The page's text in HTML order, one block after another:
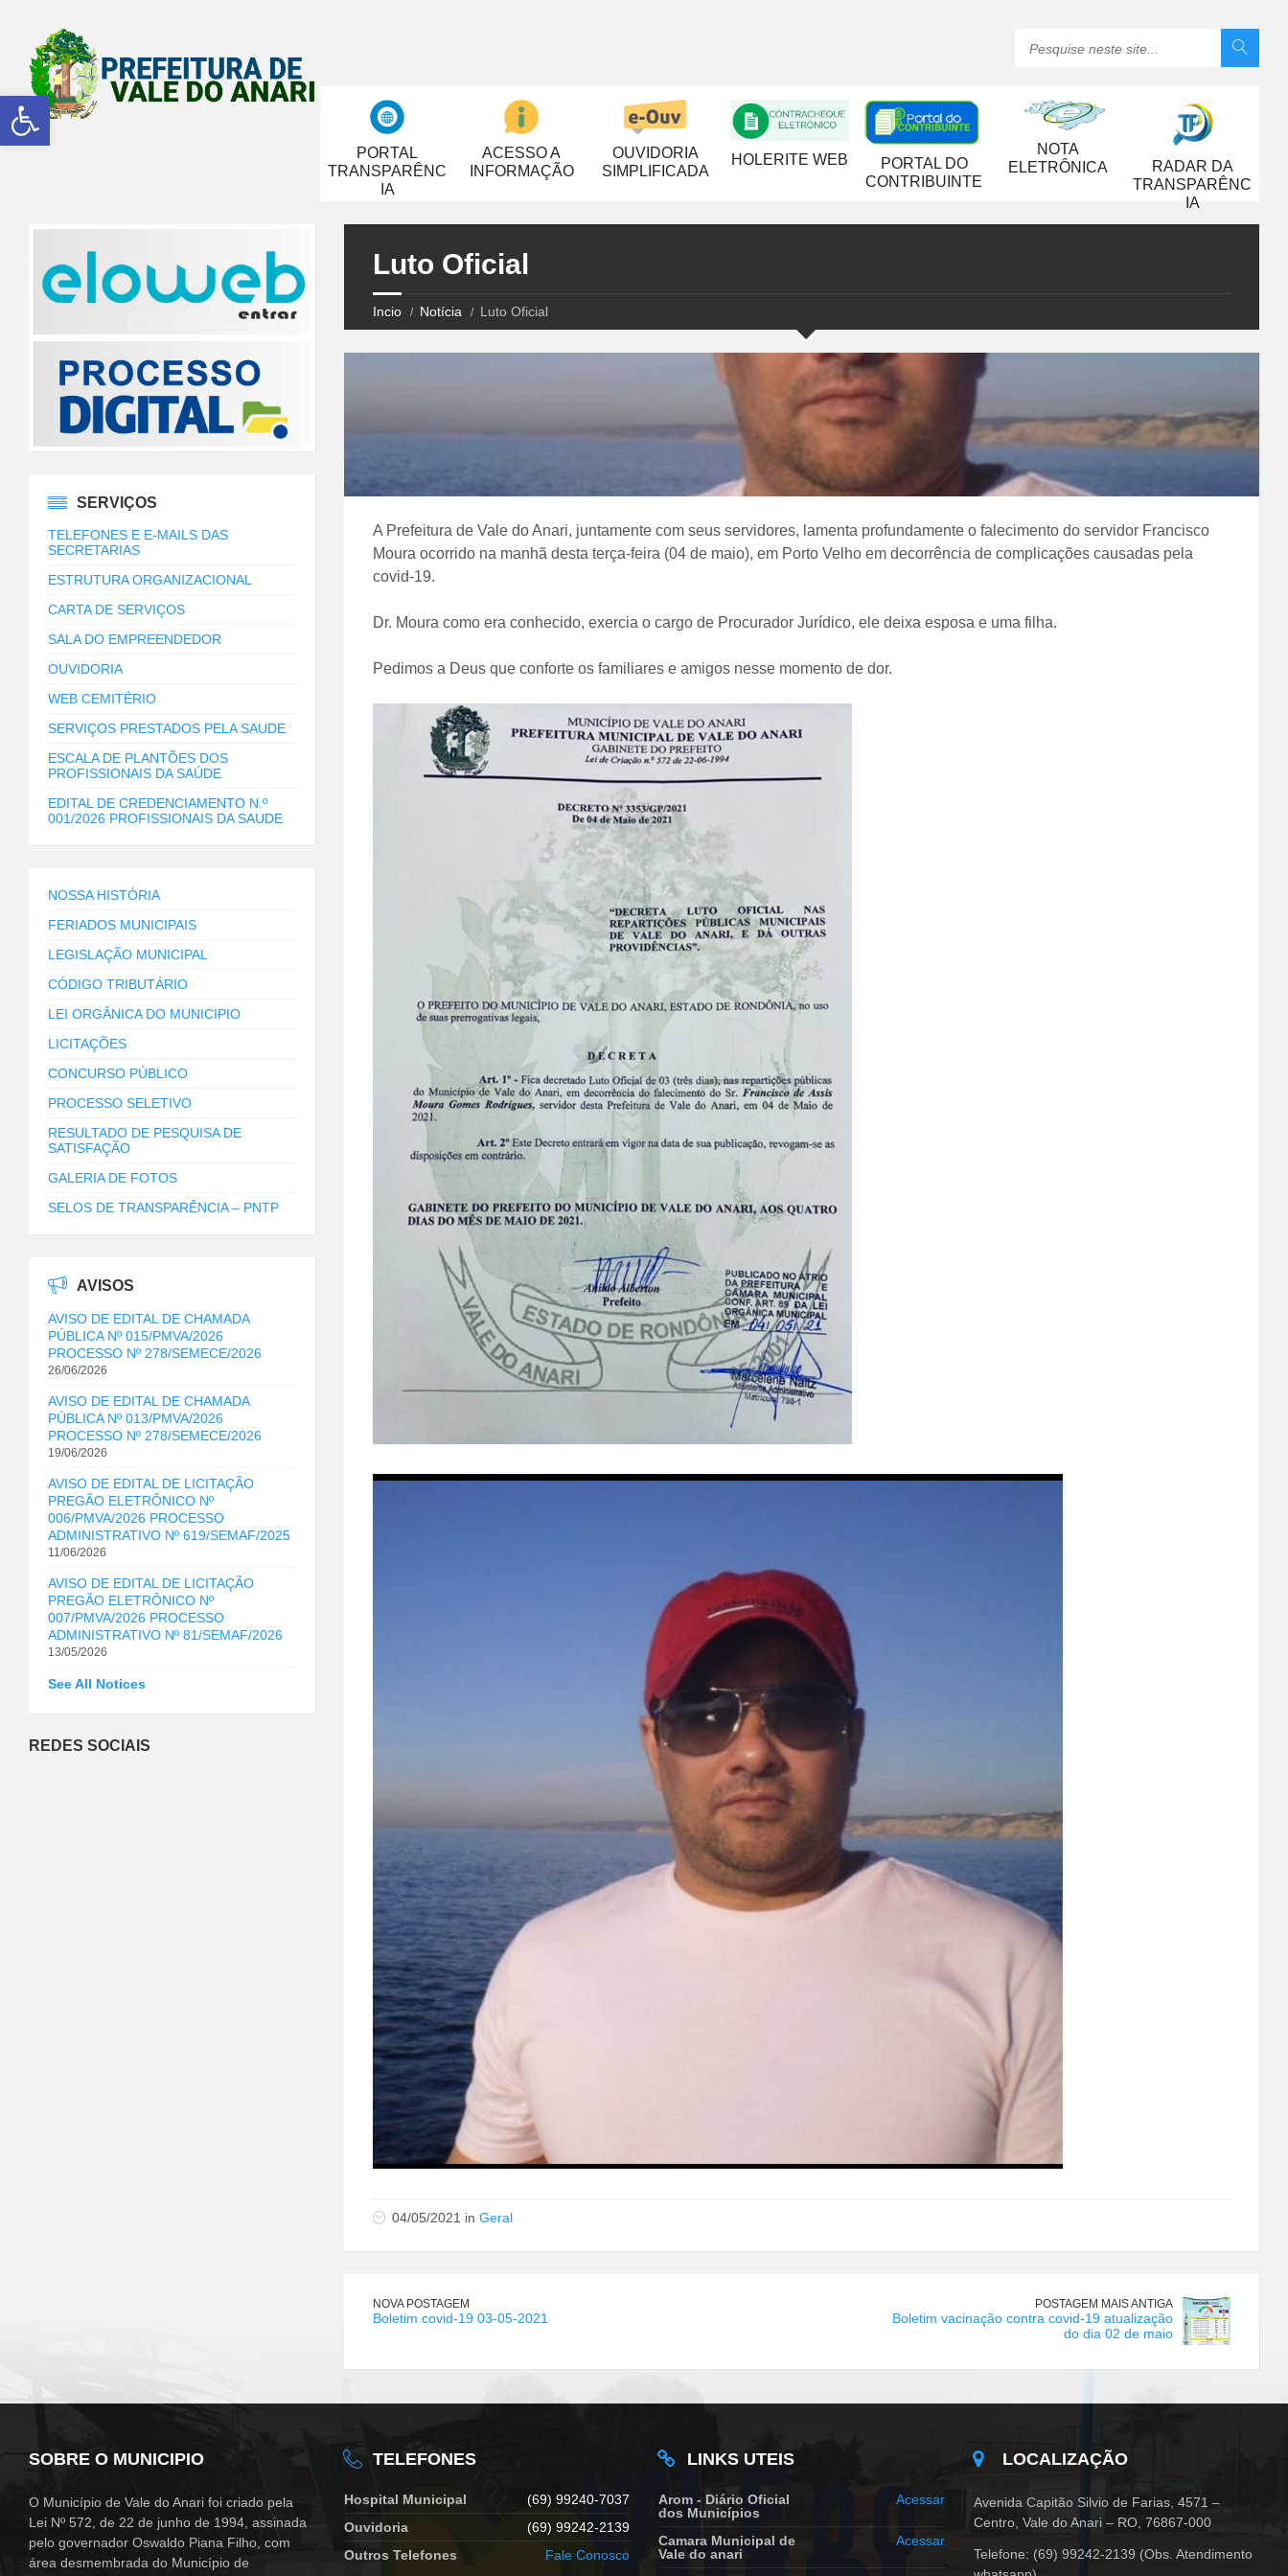
Abrir a barra de ferramentas
PORTAL
TRANSPARÊNC
IA
ACESSO A
INFORMAÇÃO
OUVIDORIA
SIMPLIFICADA
HOLERITE WEB
PORTAL DO
CONTRIBUINTE
NOTA
ELETRÔNICA
RADAR DA
TRANSPARÊNC
IA
Luto Oficial
Incio Notícia Luto Oficial
A Prefeitura de Vale do Anari, juntamente com seus servidores, lamenta profundamente o falecimento do servidor Francisco
Moura ocorrido na manhã desta terça-feira (04 de maio), em Porto Velho em decorrência de complicações causadas pela
covid-19.
Dr. Moura como era conhecido, exercia o cargo de Procurador Jurídico, ele deixa esposa e uma filha.
Pedimos a Deus que conforte os familiares e amigos nesse momento de dor.
04/05/2021 in Geral
NOVA POSTAGEM
Boletim covid-19 03-05-2021
POSTAGEM MAIS ANTIGA
Boletim vacinação contra covid-19 atualização
do dia 02 de maio
SERVIÇOS
TELEFONES E E-MAILS DAS
SECRETARIAS
ESTRUTURA ORGANIZACIONAL
CARTA DE SERVIÇOS
SALA DO EMPREENDEDOR
OUVIDORIA
WEB CEMITÉRIO
SERVIÇOS PRESTADOS PELA SAUDE
ESCALA DE PLANTÕES DOS
PROFISSIONAIS DA SAÚDE
EDITAL DE CREDENCIAMENTO N.º
001/2026 PROFISSIONAIS DA SAUDE
NOSSA HISTÓRIA
FERIADOS MUNICIPAIS
LEGISLAÇÃO MUNICIPAL
CÓDIGO TRIBUTÁRIO
LEI ORGÂNICA DO MUNICIPIO
LICITAÇÕES
CONCURSO PÚBLICO
PROCESSO SELETIVO
RESULTADO DE PESQUISA DE
SATISFAÇÃO
GALERIA DE FOTOS
SELOS DE TRANSPARÊNCIA – PNTP
AVISOS
AVISO DE EDITAL DE CHAMADA
PÚBLICA Nº 015/PMVA/2026
PROCESSO Nº 278/SEMECE/2026
26/06/2026
AVISO DE EDITAL DE CHAMADA
PÚBLICA Nº 013/PMVA/2026
PROCESSO Nº 278/SEMECE/2026
19/06/2026
AVISO DE EDITAL DE LICITAÇÃO
PREGÃO ELETRÔNICO Nº
006/PMVA/2026 PROCESSO
ADMINISTRATIVO Nº 619/SEMAF/2025
11/06/2026
AVISO DE EDITAL DE LICITAÇÃO
PREGÃO ELETRÔNICO Nº
007/PMVA/2026 PROCESSO
ADMINISTRATIVO Nº 81/SEMAF/2026
13/05/2026
See All Notices
REDES SOCIAIS
SOBRE O MUNICIPIO
O Município de Vale do Anari foi criado pela
Lei Nº 572, de 22 de junho de 1994, assinada
pelo governador Oswaldo Piana Filho, com
área desmembrada do Município de
TELEFONES
Hospital Municipal
(69) 99240-7037
Ouvidoria
(69) 99242-2139
Outros Telefones
Fale Conosco
LINKS UTEIS
Arom - Diário Oficial
dos Municípios
Acessar
Camara Municipal de
Vale do anari
Acessar
LOCALIZAÇÃO
Avenida Capitão Silvio de Farias, 4571 –
Centro, Vale do Anari – RO, 76867-000
Telefone: (69) 99242-2139 (Obs. Atendimento